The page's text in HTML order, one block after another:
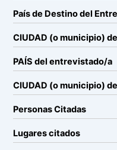
País de Destino del
CIUDAD (o municipio)
PAÍS del entrevistado/a
CIUDAD (o municipio)
Personas Citadas
Lugares citados